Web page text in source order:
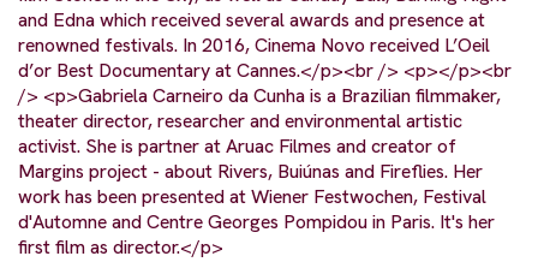
and Edna which received several awards and presence at
renowned festivals. In 2016, Cinema Novo received L’Oeil
d’or Best Documentary at Cannes.</p><br /> <p></p><br
/> <p>Gabriela Carneiro da Cunha is a Brazilian filmmaker,
theater director, researcher and environmental artistic
activist. She is partner at Aruac Filmes and creator of
Margins project - about Rivers, Buiúnas and Fireflies. Her
work has been presented at Wiener Festwochen, Festival
d'Automne and Centre Georges Pompidou in Paris. It's her
first film as director.</p>